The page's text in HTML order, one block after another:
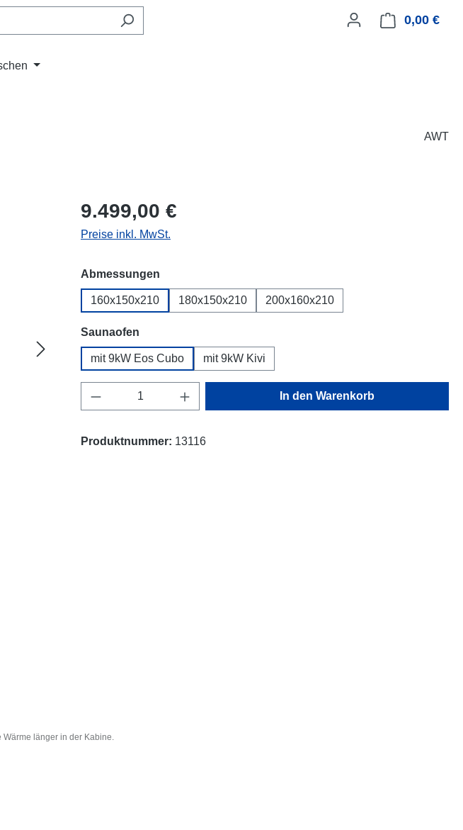
0,00 €
AWT
Regulärer Preis:
9.499,00 €
Preise inkl. MwSt.
Abmessungen
160x150x210 180x150x210 200x160x210
Saunaofen
mit 9kW Eos Cubo mit 9kW Kivi
Produkt Anzahl: Gib den gewünschten Wert ein
In den Warenkorb
Produktnummer: 13116
länger in der Kabine.